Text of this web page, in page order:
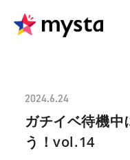
2024.6.24
ガチイベ待機
う！vol.14